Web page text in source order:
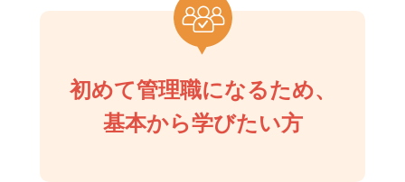
初めて管理職になるため、
基本から学びたい方